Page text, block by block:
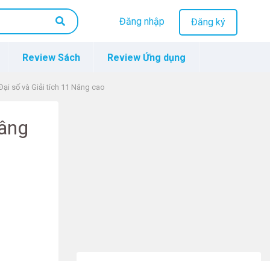
Đăng nhập Đăng ký
Review Sách Review Ứng dụng
số và Giải tích 11 Nâng cao